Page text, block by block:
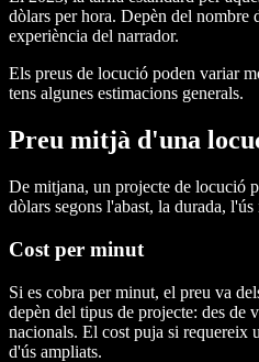
dòlars per hora. Depèn del nombre
experiència del narrador.
Els preus de locució poden variar
tens algunes estimacions generals.
Preu mitjà d'una
De mitjana, un projecte de locució
dòlars segons l'abast, la durada,
Cost per minut
Si es cobra per minut, el preu va
depèn del tipus de projecte: des de
nacionals. El cost puja si requereix
d'ús ampliats.